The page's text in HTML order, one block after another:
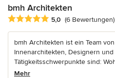
bmh Architekten
Durchschnittliche Bewertung: 5
5,0 (6 Bewertungen)
bmh Architekten ist ein Team
Innenarchitekten, Designern
Tätigkeitsschwerpunkte sind:
Mehr